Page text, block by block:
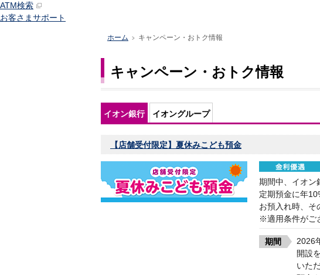
ATM検索
お客さまサポート
ホーム キャンペーン・おトク情報
キャンペーン・おトク情報
イオン銀行 イオングループ
【店舗受付限定】夏休みこども預金
期間中、イオン
定期預金に年
お預入れ時、そ
※適用条件がご
期間
2026
開設
いた